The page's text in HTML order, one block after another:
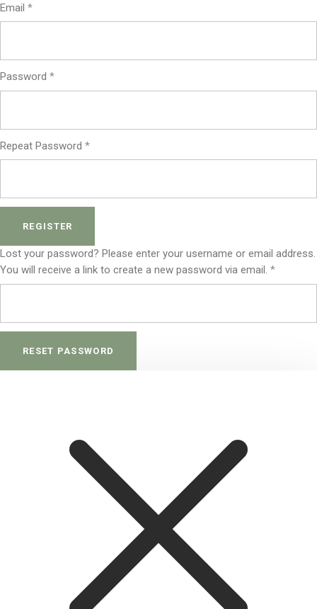
Email *
Password *
Repeat Password *
REGISTER
Lost your password? Please enter your username or email address.
You will receive a link to create a new password via email. *
RESET PASSWORD